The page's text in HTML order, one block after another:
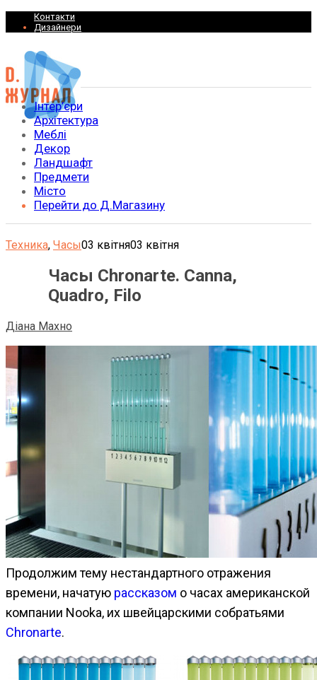
Контакти
Дизайнери
Інтер’єри
Архітектура
Меблі
Декор
Ландшафт
Предмети
Місто
Перейти до Д.Магазину
Техника, Часы03 квітня03 квітня
Часы Chronarte. Canna,
Quadro, Filo
Діана Махно
Продолжим тему нестандартного отражения
времени, начатую рассказом о часах американской
компании Nooka, их швейцарскими собратьями
Chronarte.